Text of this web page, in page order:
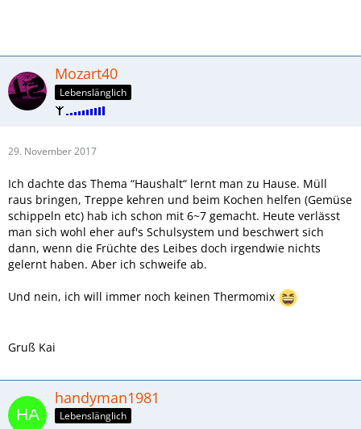
Mozart40
Lebenslänglich
29. November 2017
Ich dachte das Thema “Haushalt“ lernt man zu Hause. Müll
raus bringen, Treppe kehren und beim Kochen helfen (Gemüse
schippeln etc) hab ich schon mit 6~7 gemacht. Heute verlässt
man sich wohl eher auf's Schulsystem und beschwert sich
dann, wenn die Früchte des Leibes doch irgendwie nichts
gelernt haben. Aber ich schweife ab.
Und nein, ich will immer noch keinen Thermomix
Gruß Kai
handyman1981
Lebenslänglich